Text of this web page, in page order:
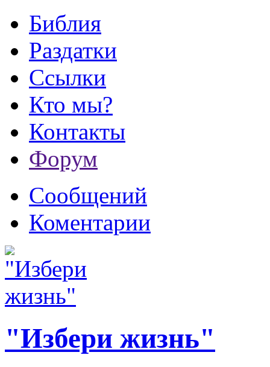
Библия
Раздатки
Ссылки
Кто мы?
Контакты
Форум
Сообщений
Коментарии
"Избери жизнь"